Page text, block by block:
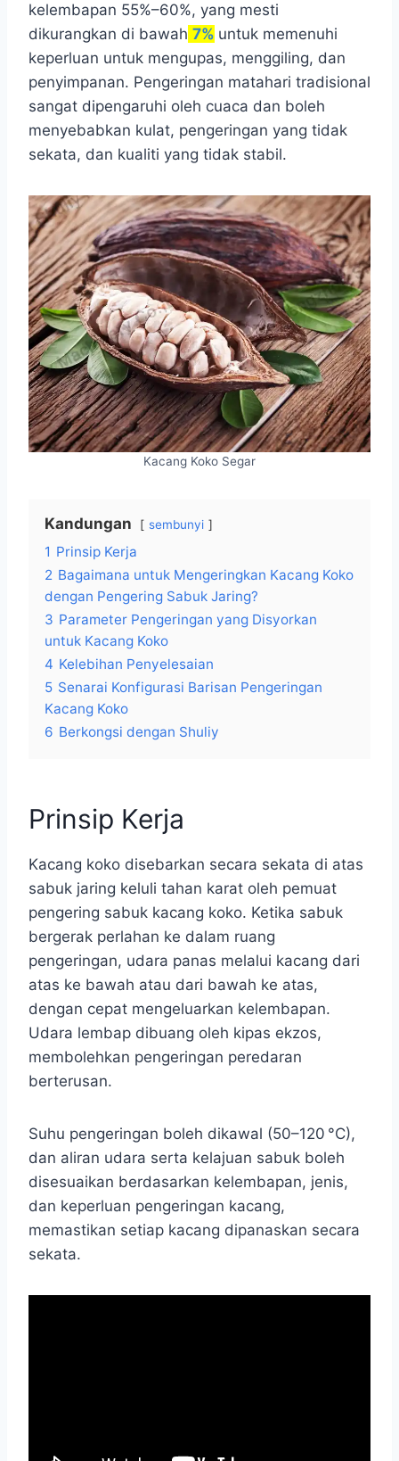
kelembapan 55%–60%, yang mesti
dikurangkan di bawah 7% untuk memenuhi
keperluan untuk mengupas, menggiling, dan
penyimpanan. Pengeringan matahari tradisional
sangat dipengaruhi oleh cuaca dan boleh
menyebabkan kulat, pengeringan yang tidak
sekata, dan kualiti yang tidak stabil.
Kacang Koko Segar
Kandungan sembunyi
1 Prinsip Kerja
2 Bagaimana untuk Mengeringkan Kacang Koko
dengan Pengering Sabuk Jaring?
3 Parameter Pengeringan yang Disyorkan
untuk Kacang Koko
4 Kelebihan Penyelesaian
5 Senarai Konfigurasi Barisan Pengeringan
Kacang Koko
6 Berkongsi dengan Shuliy
Prinsip Kerja
Kacang koko disebarkan secara sekata di atas
sabuk jaring keluli tahan karat oleh pemuat
pengering sabuk kacang koko. Ketika sabuk
bergerak perlahan ke dalam ruang
pengeringan, udara panas melalui kacang dari
atas ke bawah atau dari bawah ke atas,
dengan cepat mengeluarkan kelembapan.
Udara lembap dibuang oleh kipas ekzos,
membolehkan pengeringan peredaran
berterusan.
Suhu pengeringan boleh dikawal (50–120 °C),
dan aliran udara serta kelajuan sabuk boleh
disesuaikan berdasarkan kelembapan, jenis,
dan keperluan pengeringan kacang,
memastikan setiap kacang dipanaskan secara
sekata.